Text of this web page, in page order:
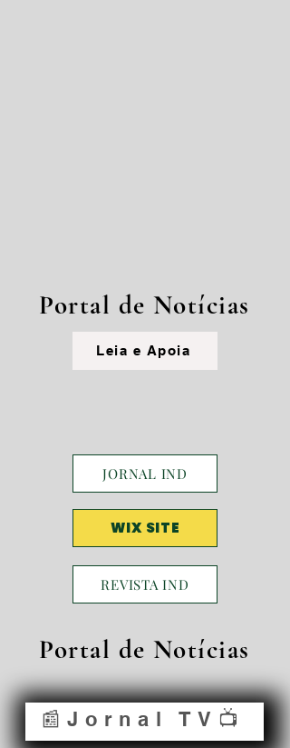
Portal de Notícias
Leia e Apoia
JORNAL IND
WIX SITE
REVISTA IND
Portal de Notícias
📰Jornal TV📺